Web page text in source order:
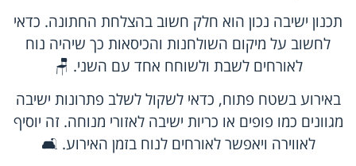
תכנון ישיבה נכון הוא חלק חשוב בהצלחת החתונה. כדאי
לחשוב על מיקום השולחנות והכיסאות כך שיהיה נוח
לאורחים לשבת ולשוחח אחד עם השני. 🪑
באירוע בשטח פתוח, כדאי לשקול לשלב פתרונות ישיבה
מגוונים כמו פופים או כריות ישיבה לאזורי מנוחה. זה יוסיף
לאווירה ויאפשר לאורחים לנוח בזמן האירוע. 🛋️